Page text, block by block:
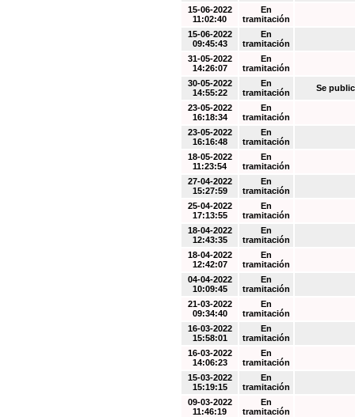
15-06-2022
11:02:40
En
tramitación
15-06-2022
09:45:43
En
tramitación
31-05-2022
14:26:07
En
tramitación
30-05-2022
14:55:22
En
tramitación
Se
23-05-2022
16:18:34
En
tramitación
23-05-2022
16:16:48
En
tramitación
18-05-2022
11:23:54
En
tramitación
27-04-2022
15:27:59
En
tramitación
25-04-2022
17:13:55
En
tramitación
18-04-2022
12:43:35
En
tramitación
18-04-2022
12:42:07
En
tramitación
04-04-2022
10:09:45
En
tramitación
21-03-2022
09:34:40
En
tramitación
16-03-2022
15:58:01
En
tramitación
16-03-2022
14:06:23
En
tramitación
15-03-2022
15:19:15
En
tramitación
09-03-2022
11:46:19
En
tramitación